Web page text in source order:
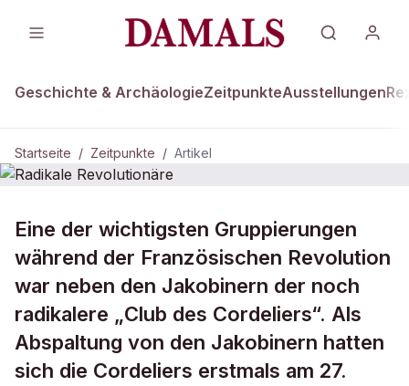
Geschichte & ArchäologieZeitpunkteAusstellungen
Startseite / Zeitpunkte / Artikel
Radikale Revolutionäre
Eine der wichtigsten Gruppierungen
während der Französischen Revolution
war neben den Jakobinern der noch
radikalere „Club des Cordeliers“. Als
Abspaltung von den Jakobinern hatten
sich die Cordeliers erstmals am 27.